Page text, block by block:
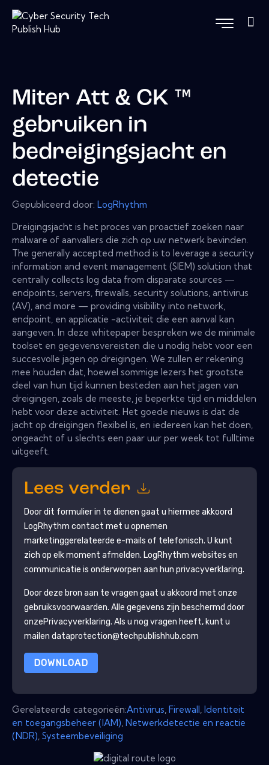
Miter Att & CK ™
gebruiken in
bedreigingsjacht en
detectie
Gepubliceerd door: LogRhythm
Dreigingsjacht is het proces van proactief zoeken naar
malware of aanvallers die zich op uw netwerk bevinden.
The generally accepted method is to leverage a security
information and event management (SIEM) solution that
centrally collects log data from disparate sources —
endpoints, servers, firewalls, security solutions, antivirus
(AV), and more — providing visibility into network,
endpoint, en applicatie -activiteit die een aanval kan
aangeven. In deze whitepaper bespreken we de minimale
toolset en gegevensvereisten die u nodig hebt voor een
succesvolle jagen op dreigingen. We zullen er rekening
mee houden dat, hoewel sommige lezers het grootste
deel van hun tijd kunnen besteden aan het jagen van
dreigingen, zoals de meeste, je beperkte tijd en middelen
hebt voor deze activiteit. Het goede nieuws is dat de
jacht op dreigingen flexibel is, en iedereen kan het doen,
ongeacht of u slechts een paar uur per week tot fulltime
uitgeeft.
Lees verder
Door dit formulier in te dienen gaat u hiermee akkoord
LogRhythm contact met u opnemen
marketinggerelateerde e-mails of telefonisch. U kunt
zich op elk moment afmelden. LogRhythm websites en
communicatie is onderworpen aan hun privacyverklaring.
Door deze bron aan te vragen gaat u akkoord met onze
gebruiksvoorwaarden. Alle gegevens zijn beschermd door
onzePrivacyverklaring. Als u nog vragen heeft, kunt u
mailen dataprotection@techpublishhub.com
DOWNLOAD
Gerelateerde categorieën:Antivirus Firewall Identiteit
en toegangsbeheer (IAM) Netwerkdetectie en reactie
(NDR) Systeembeveiliging